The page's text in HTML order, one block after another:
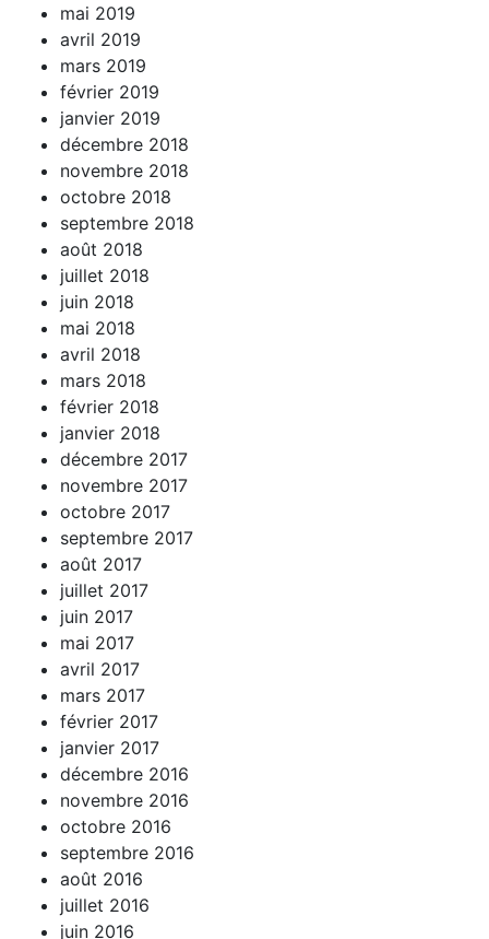
mai 2019
avril 2019
mars 2019
février 2019
janvier 2019
décembre 2018
novembre 2018
octobre 2018
septembre 2018
août 2018
juillet 2018
juin 2018
mai 2018
avril 2018
mars 2018
février 2018
janvier 2018
décembre 2017
novembre 2017
octobre 2017
septembre 2017
août 2017
juillet 2017
juin 2017
mai 2017
avril 2017
mars 2017
février 2017
janvier 2017
décembre 2016
novembre 2016
octobre 2016
septembre 2016
août 2016
juillet 2016
juin 2016